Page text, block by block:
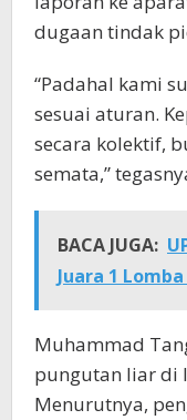
dugaan tindak
“Padahal kami
sesuai aturan.
secara kolektif,
semata,”
BACA JUGA:
Juara 1
Muhammad
pungutan liar di
Menurutnya,